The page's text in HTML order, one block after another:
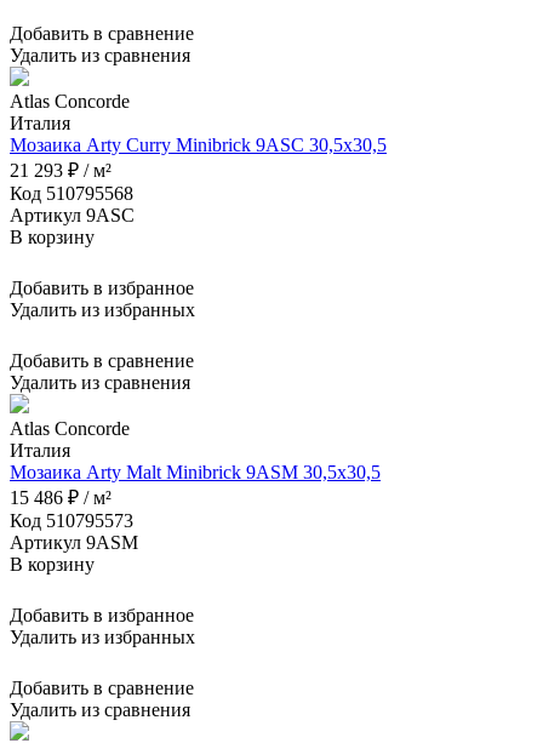
Добавить в сравнение
Удалить из сравнения
Atlas Concorde
Италия
Мозаика Arty Curry Minibrick 9ASC 30,5x30,5
21 293 ₽ / м²
Код 510795568
Артикул 9ASC
В корзину
Добавить в избранное
Удалить из избранных
Добавить в сравнение
Удалить из сравнения
Atlas Concorde
Италия
Мозаика Arty Malt Minibrick 9ASM 30,5x30,5
15 486 ₽ / м²
Код 510795573
Артикул 9ASM
В корзину
Добавить в избранное
Удалить из избранных
Добавить в сравнение
Удалить из сравнения